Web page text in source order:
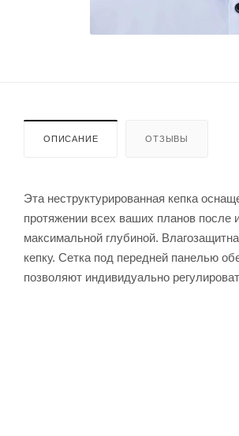
ОПИСАНИЕ ОТЗЫВЫ
Эта неструктурированная кепка
протяжении всех ваших планов
максимальной глубиной.
кепку. Сетка под передней панелью
позволяют индивидуально